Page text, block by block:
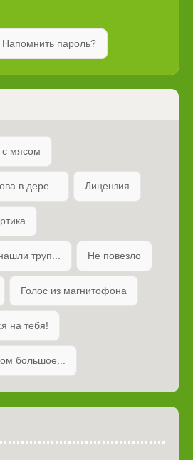
Напомнить пароль?
с мясом
в дере... Лицензия
труп... Не повезло
Голос из магнитофона
на тебя!
большое...